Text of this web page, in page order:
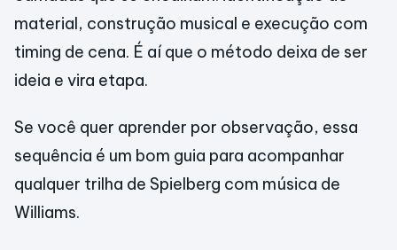
material, construção musical e execução com
timing de cena. É aí que o método deixa de ser
ideia e vira etapa.
Se você quer aprender por observação, essa
sequência é um bom guia para acompanhar
qualquer trilha de Spielberg com música de
Williams.